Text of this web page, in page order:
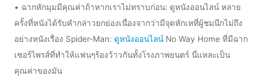
• ฉากหักมุมมีคุณค่าถ้าหากเราไม่ทราบก่อน: ดูหนังออนไลน์ หลาย
ครั้งที่หนังได้รับคำกล่าวยกย่องเนื่องจากว่ามีจุดหักเหที่ผู้ชมนึกไม่ถึง
อย่างหนังเรื่อง Spider-Man: ดูหนังออนไลน์No Way Home ที่มีฉาก
เซอร์ไพรส์ที่ทำให้แฟนๆร้องว้าวกันทั้งโรงภาพยนตร์ นี่แหละเป็น
คุณค่าของมัน